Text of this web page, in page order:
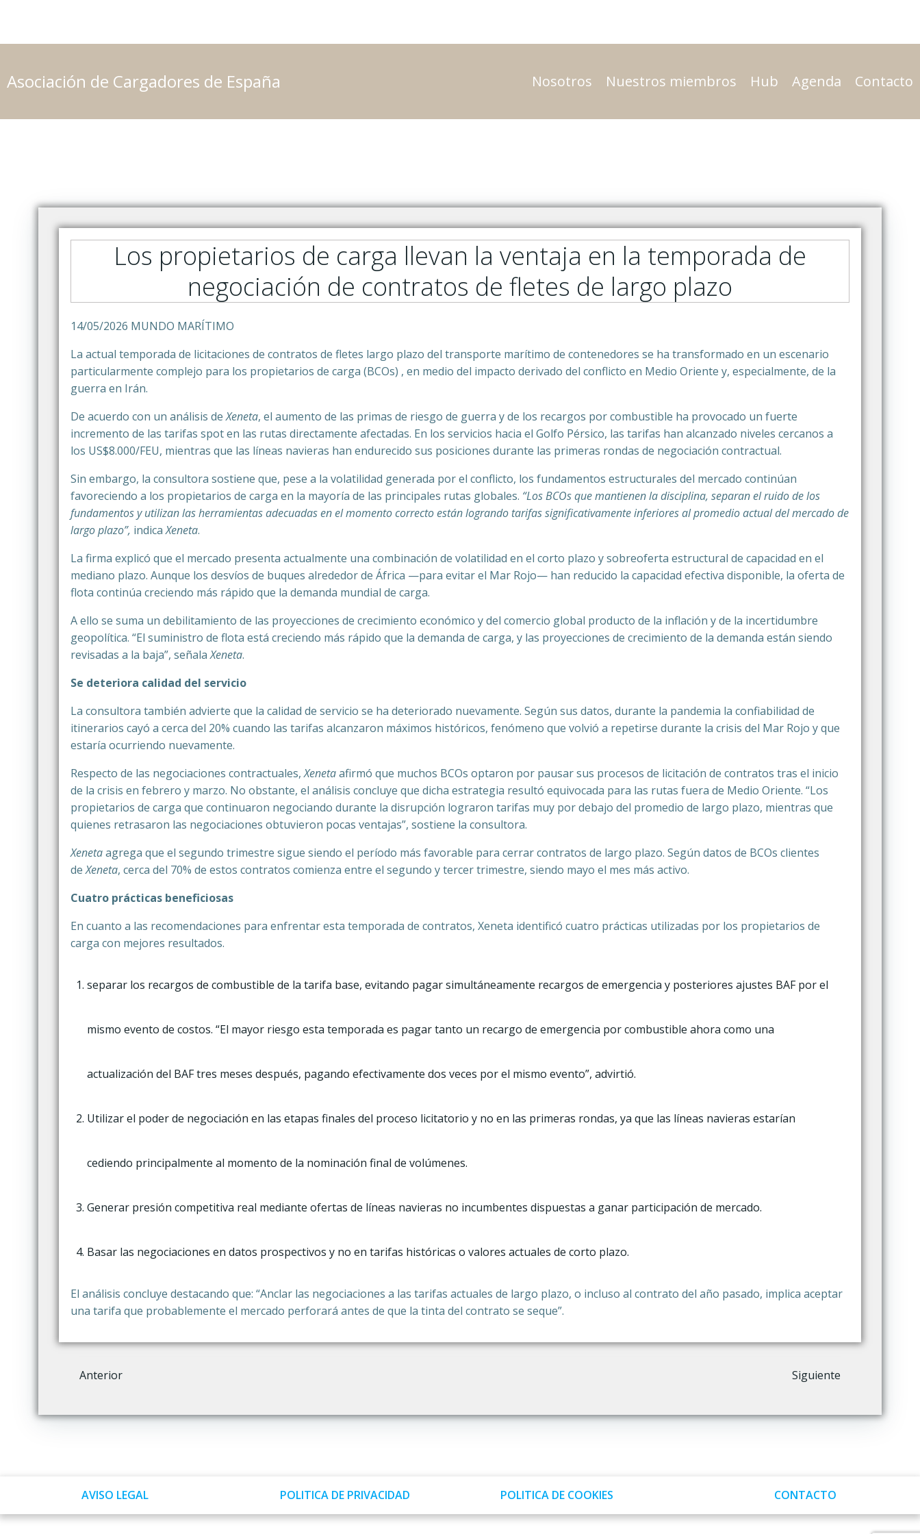
contenido
Asociación de Cargadores de España Nosotros Nuestros miembros Hub Agenda Contacto
Los propietarios de carga llevan la ventaja en la temporada de
negociación de contratos de fletes de largo plazo
14/05/2026 MUNDO MARÍTIMO
La actual temporada de licitaciones de contratos de fletes largo plazo del transporte marítimo de contenedores se ha transformado en un escenario
particularmente complejo para los propietarios de carga (BCOs) , en medio del impacto derivado del conflicto en Medio Oriente y, especialmente, de la
guerra en Irán.
De acuerdo con un análisis deXeneta, el aumento de las primas de riesgo de guerra y de los recargos por combustible ha provocado un fuerte
incremento de las tarifas spot en las rutas directamente afectadas. En los servicios hacia el Golfo Pérsico, las tarifas han alcanzado niveles cercanos a
los US$8.000/FEU, mientras que las líneas navieras han endurecido sus posiciones durante las primeras rondas de negociación contractual.
Sin embargo, la consultora sostiene que, pese a la volatilidad generada por el conflicto, los fundamentos estructurales del mercado continúan
favoreciendo a los propietarios de carga en la mayoría de las principales rutas globales. “Los BCOs que mantienen la disciplina, separan el ruido de los
fundamentos y utilizan las herramientas adecuadas en el momento correcto están logrando tarifas significativamente inferiores al promedio actual del mercado de
largo plazo”, indicaXeneta.
La firma explicó que el mercado presenta actualmente una combinación de volatilidad en el corto plazo y sobreoferta estructural de capacidad en el
mediano plazo. Aunque los desvíos de buques alrededor de África —para evitar el Mar Rojo— han reducido la capacidad efectiva disponible, la oferta de
flota continúa creciendo más rápido que la demanda mundial de carga.
A ello se suma un debilitamiento de las proyecciones de crecimiento económico y del comercio global producto de la inflación y de la incertidumbre
geopolítica. “El suministro de flota está creciendo más rápido que la demanda de carga, y las proyecciones de crecimiento de la demanda están siendo
revisadas a la baja”, señalaXeneta.
Se deteriora calidad del servicio
La consultora también advierte que la calidad de servicio se ha deteriorado nuevamente. Según sus datos, durante la pandemia la confiabilidad de
itinerarios cayó a cerca del 20% cuando las tarifas alcanzaron máximos históricos, fenómeno que volvió a repetirse durante la crisis del Mar Rojo y que
estaría ocurriendo nuevamente.
Respecto de las negociaciones contractuales,Xenetaafirmó que muchos BCOs optaron por pausar sus procesos de licitación de contratos tras el inicio
de la crisis en febrero y marzo. No obstante, el análisis concluye que dicha estrategia resultó equivocada para las rutas fuera de Medio Oriente. “Los
propietarios de carga que continuaron negociando durante la disrupción lograron tarifas muy por debajo del promedio de largo plazo, mientras que
quienes retrasaron las negociaciones obtuvieron pocas ventajas”, sostiene la consultora.
Xenetaagrega que el segundo trimestre sigue siendo el período más favorable para cerrar contratos de largo plazo. Según datos de BCOs clientes
deXeneta, cerca del 70% de estos contratos comienza entre el segundo y tercer trimestre, siendo mayo el mes más activo.
Cuatro prácticas beneficiosas
En cuanto a las recomendaciones para enfrentar esta temporada de contratos, Xeneta identificó cuatro prácticas utilizadas por los propietarios de
carga con mejores resultados.
separar los recargos de combustible de la tarifa base, evitando pagar simultáneamente recargos de emergencia y posteriores ajustes BAF por el
mismo evento de costos. “El mayor riesgo esta temporada es pagar tanto un recargo de emergencia por combustible ahora como una
actualización del BAF tres meses después, pagando efectivamente dos veces por el mismo evento”, advirtió.
Utilizar el poder de negociación en las etapas finales del proceso licitatorio y no en las primeras rondas, ya que las líneas navieras estarían
cediendo principalmente al momento de la nominación final de volúmenes.
Generar presión competitiva real mediante ofertas de líneas navieras no incumbentes dispuestas a ganar participación de mercado.
Basar las negociaciones en datos prospectivos y no en tarifas históricas o valores actuales de corto plazo.
El análisis concluye destacando que: “Anclar las negociaciones a las tarifas actuales de largo plazo, o incluso al contrato del año pasado, implica aceptar
una tarifa que probablemente el mercado perforará antes de que la tinta del contrato se seque”.
Navegación
por
entradas
Anterior
por
entradas
Siguiente
AVISO LEGAL POLITICA DE PRIVACIDAD POLITICA DE COOKIES CONTACTO